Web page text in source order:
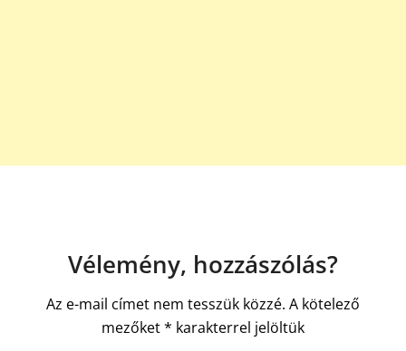
Vélemény, hozzászólás?
Az e-mail címet nem tesszük közzé. A kötelező
mezőket* karakterrel jelöltük